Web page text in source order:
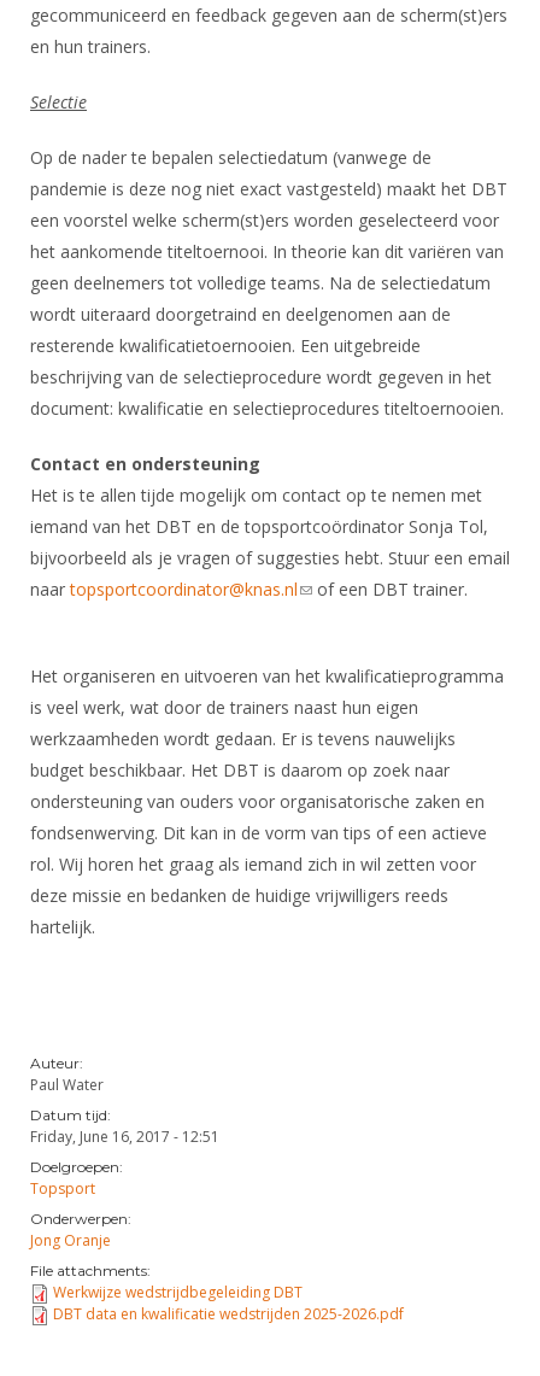
gecommuniceerd en feedback gegeven aan de scherm(st)ers
en hun trainers.
Selectie
Op de nader te bepalen selectiedatum (vanwege de
pandemie is deze nog niet exact vastgesteld) maakt het DBT
een voorstel welke scherm(st)ers worden geselecteerd voor
het aankomende titeltoernooi. In theorie kan dit variëren van
geen deelnemers tot volledige teams. Na de selectiedatum
wordt uiteraard doorgetraind en deelgenomen aan de
resterende kwalificatietoernooien. Een uitgebreide
beschrijving van de selectieprocedure wordt gegeven in het
document: kwalificatie en selectieprocedures titeltoernooien.
Contact en ondersteuning
Het is te allen tijde mogelijk om contact op te nemen met
iemand van het DBT en de topsportcoördinator Sonja Tol,
bijvoorbeeld als je vragen of suggesties hebt. Stuur een email
naartopsportcoordinator@knas.nl(link sends e-mail)
of een DBT trainer.
Het organiseren en uitvoeren van het kwalificatieprogramma
is veel werk, wat door de trainers naast hun eigen
werkzaamheden wordt gedaan. Er is tevens nauwelijks
budget beschikbaar. Het DBT is daarom op zoek naar
ondersteuning van ouders voor organisatorische zaken en
fondsenwerving. Dit kan in de vorm van tips of een actieve
rol. Wij horen het graag als iemand zich in wil zetten voor
deze missie en bedanken de huidige vrijwilligers reeds
hartelijk.
Auteur:
Paul Water
Datum tijd:
Friday, June 16, 2017 - 12:51
Doelgroepen:
Topsport
Onderwerpen:
Jong Oranje
File attachments:
Werkwijze wedstrijdbegeleiding DBT
DBT data en kwalificatie wedstrijden 2025-2026.pdf